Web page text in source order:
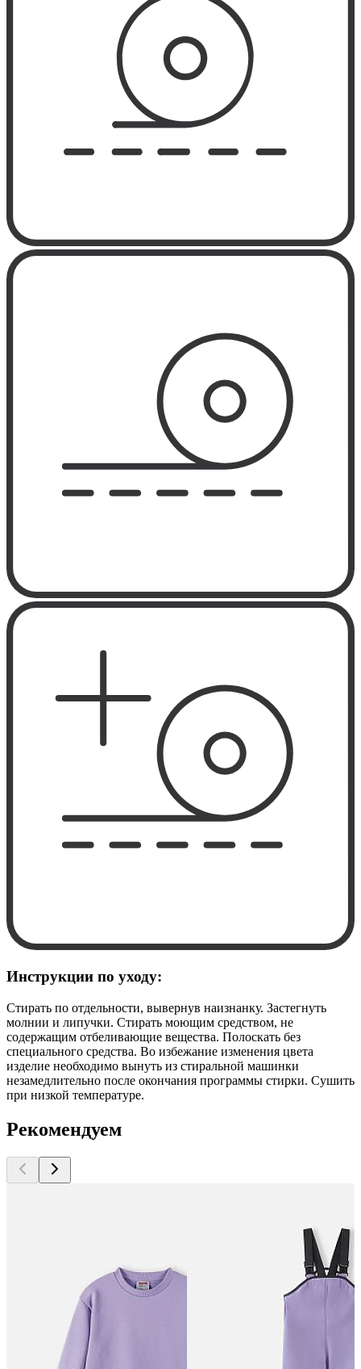
Инструкции по уходу:
Стирать по отдельности, вывернув наизнанку. Застегнуть
молнии и липучки. Стирать моющим средством, не
содержащим отбеливающие вещества. Полоскать без
специального средства. Во избежание изменения цвета
изделие необходимо вынуть из стиральной машинки
незамедлительно после окончания программы стирки. Сушить
при низкой температуре.
Рекомендуем